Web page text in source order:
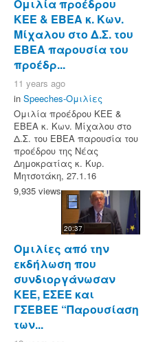
Ομιλία προέδρου
ΚΕΕ & ΕΒΕΑ κ. Κων.
Μίχαλου στο Δ.Σ. του
ΕΒΕΑ παρουσία του
προέδρ...
11 years ago
in Speeches-Ομιλίες
Ομιλία προέδρου ΚΕΕ &
ΕΒΕΑ κ. Κων. Μίχαλου στο
Δ.Σ. του ΕΒΕΑ παρουσία του
προέδρου της Νέας
Δημοκρατίας κ. Κυρ.
Μητσοτάκη, 27.1.16
9,935 views
20:37
Ομιλίες από την
εκδήλωση που
συνδιοργάνωσαν
ΚΕΕ, ΕΣΕΕ και
ΓΣΕΒΕΕ “Παρουσίαση
των...